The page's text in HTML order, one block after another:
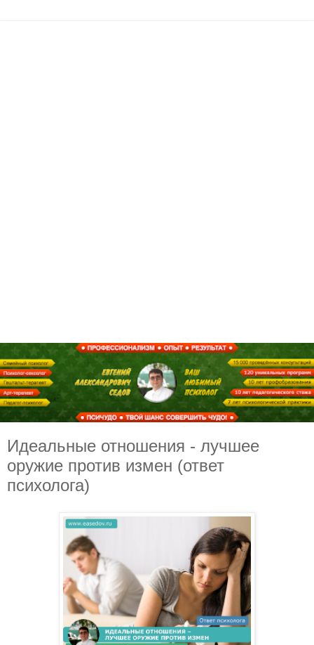
Идеальные отношения - лучшее
оружие против измен (ответ
психолога)